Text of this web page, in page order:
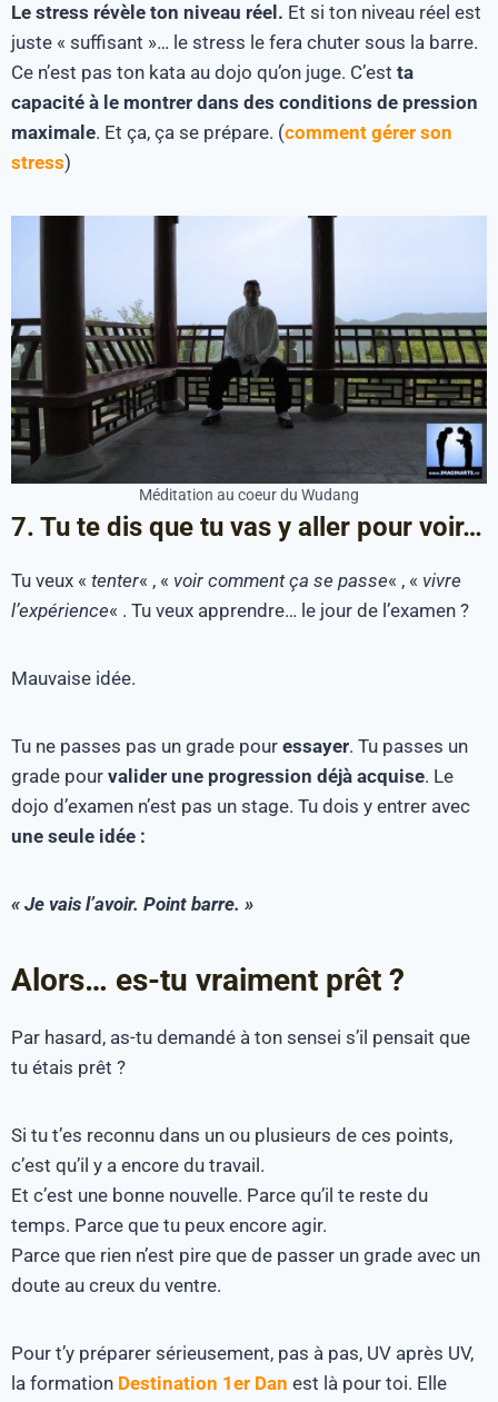
Le stress révèle ton niveau réel. Et si ton niveau réel est
juste « suffisant »… le stress le fera chuter sous la barre.
Ce n’est pas ton kata au dojo qu’on juge. C’est ta
capacité à le montrer dans des conditions de pression
maximale. Et ça, ça se prépare. (comment gérer son
stress)
Méditation au coeur du Wudang
7. Tu te dis que tu vas y aller pour voir…
Tu veux « tenter« , « voir comment ça se passe« , « vivre
l’expérience« . Tu veux apprendre… le jour de l’examen ?
Mauvaise idée.
Tu ne passes pas un grade pour essayer. Tu passes un
grade pour valider une progression déjà acquise. Le
dojo d’examen n’est pas un stage. Tu dois y entrer avec
une seule idée :
« Je vais l’avoir. Point barre. »
Alors… es-tu vraiment prêt ?
Par hasard, as-tu demandé à ton sensei s’il pensait que
tu étais prêt ?
Si tu t’es reconnu dans un ou plusieurs de ces points,
c’est qu’il y a encore du travail.
Et c’est une bonne nouvelle. Parce qu’il te reste du
temps. Parce que tu peux encore agir.
Parce que rien n’est pire que de passer un grade avec un
doute au creux du ventre.
Pour t’y préparer sérieusement, pas à pas, UV après UV,
la formation Destination 1er Dan est là pour toi. Elle